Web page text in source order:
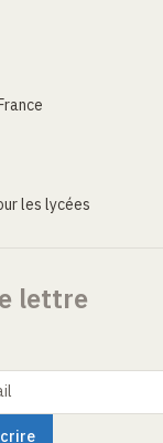
les lycées
lettre